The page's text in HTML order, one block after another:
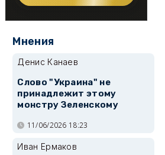
Мнения
Денис Канаев
Слово "Украина" не
принадлежит этому
монстру Зеленскому
11/06/2026 18:23
Иван Ермаков